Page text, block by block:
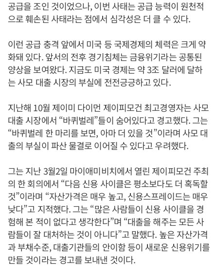
공급을 조인 것이었으나, 이번 사태는 공급 능력이 원천적
으로 훼손된 사태라는 점에서 심각성은 더 클 수 있다.
이런 공급 충격 앞에서 미국 등 국제경제의 체력은 크게 약
화돼 있다. 앞서의 전후 경기침체는 금융위기라는 공통된
양상을 보여왔다. 지금도 미국 경제는 약 3조 달러에 달하
는 사모 대출 시장의 부실에 전전긍긍하고 있다.
지난해 10월 제이미 다이먼 제이피모건 최고경영자는 사모
대출 시장에서 “바퀴벌레”들이 숨어있다고 경고했다. 그는
“바퀴벌레 한 마리를 보면, 아마 더 있을 것”이라며 사모 대
출의 부실이 파산 물결로 이어질 수 있다고 우려했다.
그는 지난 3월2일 마이애미비치에서 열린 제이피모건 주최
의 한 회의에서 “다음 신용 사이클은 평소보다도 더 혹독할
것”이라며 “자산가격은 매우 높고, 신용스프레이드는 매우
낮다”고 지적했다. 그는 “많은 사람들이 신용 사이클을 경
험해 본 적이 없다고 생각한다”며 “대출을 해주는 모든 사
람들이 잘 대처하는 것이 아니다”고 말했다. 높은 자산가격
과 부채수준, 대출기관들의 안이함 등이 새로운 신용위기를
만들 것이라는 경고를 보내낸 것이다.